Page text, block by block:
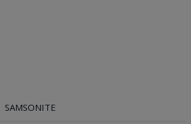
SAMSONITE